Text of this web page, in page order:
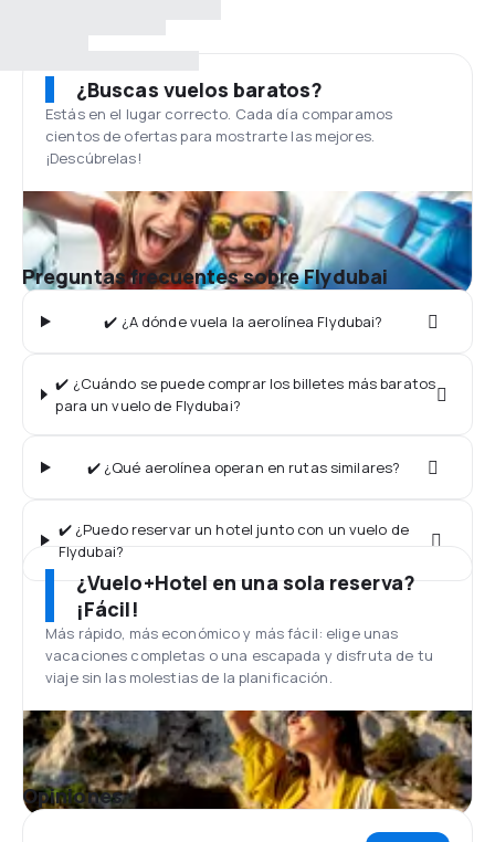
¿Buscas vuelos baratos?
Estás en el lugar correcto. Cada día comparamos
cientos de ofertas para mostrarte las mejores.
¡Descúbrelas!
Preguntas frecuentes sobre Flydubai
✔️ ¿A dónde vuela la aerolínea Flydubai?
✔️ ¿Cuándo se puede comprar los billetes más baratos
para un vuelo de Flydubai?
✔️ ¿Qué aerolínea operan en rutas similares?
✔️ ¿Puedo reservar un hotel junto con un vuelo de
Flydubai?
¿Vuelo+Hotel en una sola reserva?
¡Fácil!
Más rápido, más económico y más fácil: elige unas
vacaciones completas o una escapada y disfruta de tu
viaje sin las molestias de la planificación.
Opiniones